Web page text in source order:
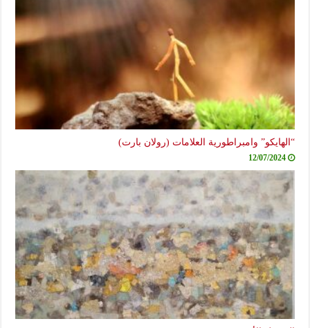
“الهايكو” وامبراطورية العلامات (رولان بارت)
12/07/2024